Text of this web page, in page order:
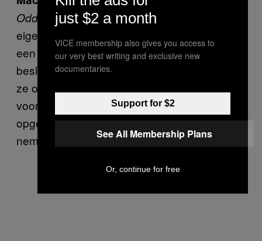
Oddmentsbestaat uit nummers die we
eigenlijk weg zouden gooien. Dat leek ons op
een gegeven moment toch zonde, dus
besloten we er nog wat aan te sleutelen en
ze opnieuw op te nemen. Het laatste album is
voor een groot gedeelte on the road
opgenomen, want ook als we op tour zijn
nemen we muziek op.
just $2 a month
VICE membership also gives you access to
our very best writing and exclusive new
documentaries.
Support for $2
See All Membership Plans
Or, continue for free